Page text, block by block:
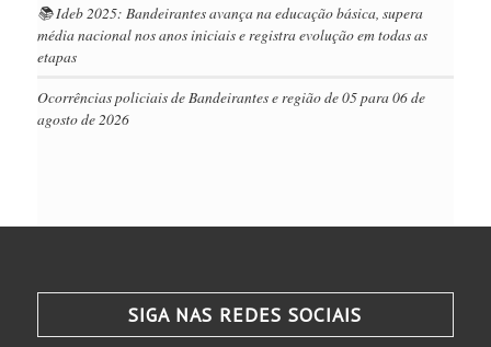
📚 Ideb 2025: Bandeirantes avança na educação básica, supera
média nacional nos anos iniciais e registra evolução em todas as
etapas
Ocorrências policiais de Bandeirantes e região de 05 para 06 de
agosto de 2026
SIGA NAS REDES SOCIAIS